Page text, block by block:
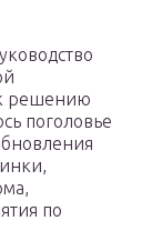
решению
поголовье
по